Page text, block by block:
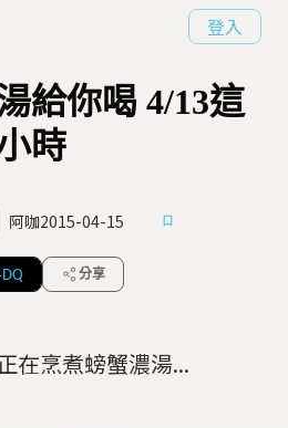
登入
給你喝 4/13這
時
阿咖2015-04-15
DQ 分享
在烹煮螃蟹濃湯...